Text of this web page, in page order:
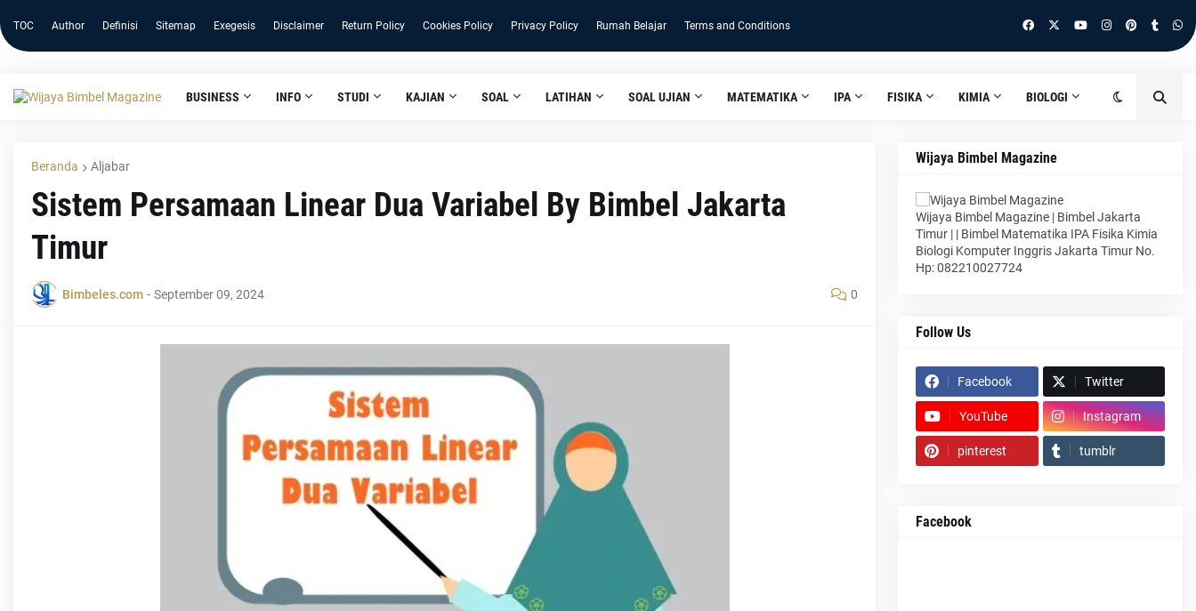
TOC Author Definisi Sitemap Exegesis Disclaimer Return Policy Cookies Policy Privacy Policy Rumah Belajar Terms and Conditions
BUSINESS INFO STUDI KAJIAN SOAL LATIHAN SOAL UJIAN MATEMATIKA IPA FISIKA KIMIA BIOLOGI
Beranda Aljabar
Sistem Persamaan Linear Dua Variabel By Bimbel Jakarta
Timur
Bimbeles.com - September 09, 2024 0
Wijaya Bimbel Magazine
Wijaya Bimbel Magazine | Bimbel Jakarta
Timur | | Bimbel Matematika IPA Fisika Kimia
Biologi Komputer Inggris Jakarta Timur No.
Hp: 082210027724
Follow Us
Facebook Twitter
YouTube Instagram
pinterest tumblr
Facebook